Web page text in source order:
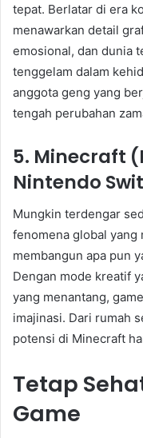
tepat. Berlatar di era
menawarkan detail
emosional, dan dunia
tenggelam dalam
anggota geng yang
tengah perubahan
5. Minecraft
Nintendo
Mungkin terdengar
fenomena global yang
membangun apa pun
Dengan mode kreatif
yang menantang,
imajinasi. Dari rumah
potensi di Minecraft
Tetap
Game